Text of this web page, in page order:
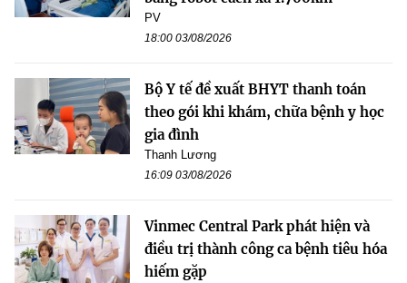
PV
18:00 03/08/2026
Bộ Y tế đề xuất BHYT thanh toán
theo gói khi khám, chữa bệnh y học
gia đình
Thanh Lương
16:09 03/08/2026
Vinmec Central Park phát hiện và
điều trị thành công ca bệnh tiêu hóa
hiếm gặp